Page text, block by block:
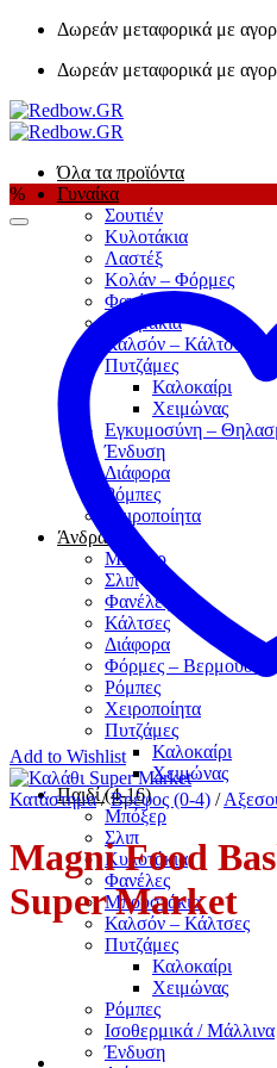
Μετάβαση
περιεχόμενο
Δωρεάν μεταφορικά με
Δωρεάν μεταφορικά με
Όλα τα προϊόντα
Γυναίκα
Σουτιέν
Κυλοτάκια
Λαστέξ
Κολάν – Φόρμες
Φανέλες
Κορμάκια
Καλσόν – Κάλτσες
Πυτζάμες
Καλοκαίρι
Χειμώνας
Εγκυμοσύνη –
Ένδυση
Διάφορα
Ρόμπες
Χειροποίητα
Άνδρας
Μπόξερ
Σλιπ
Φανέλες
Κάλτσες
Διάφορα
Φόρμες – Βερμούδες
Ρόμπες
Χειροποίητα
Πυτζάμες
Καλοκαίρι
Χειμώνας
Παιδί (4-16)
Μπόξερ
Σλιπ
Κυλοτάκια
Φανέλες
Μπουστάκια
Καλσόν – Κάλτσες
Πυτζάμες
Καλοκαίρι
Χειμώνας
Ρόμπες
Ισοθερμικά / Μάλλινα
Ένδυση
%
Add to Wishlist
Κατάστημα / Βρέφος (0-4) /
Magni Food
Super Market